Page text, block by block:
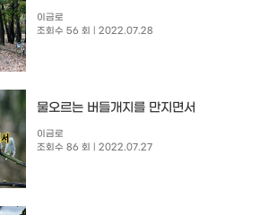
이금로
조회수 56 회
| 2022.07.28
물오르는 버들개지를 만지면서
이금로
조회수 86 회
| 2022.07.27